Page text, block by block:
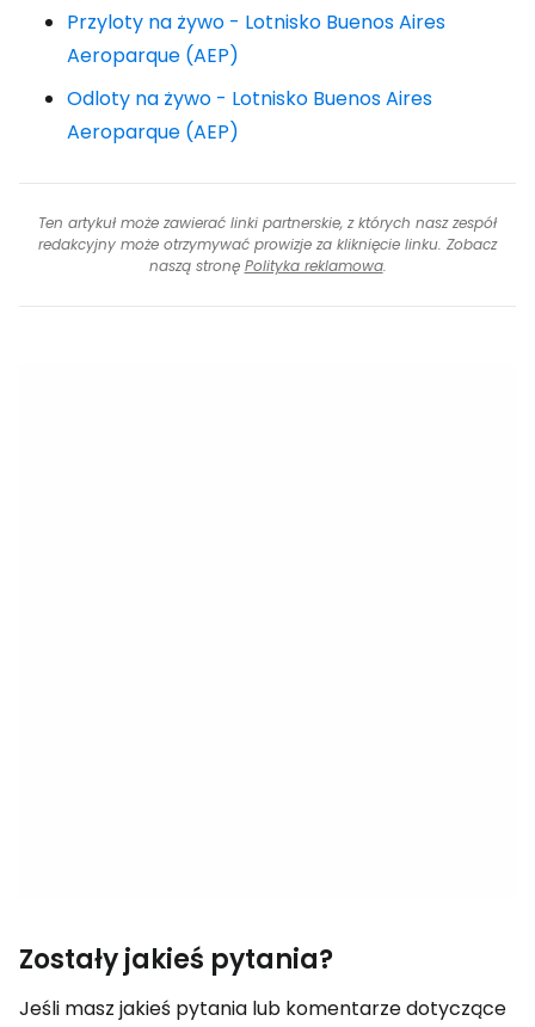
Przyloty na żywo - Lotnisko Buenos Aires
Aeroparque (AEP)
Odloty na żywo - Lotnisko Buenos Aires
Aeroparque (AEP)
Ten artykuł może zawierać linki partnerskie, z których nasz zespół
redakcyjny może otrzymywać prowizje za kliknięcie linku. Zobacz
naszą stronę Polityka reklamowa.
Zostały jakieś pytania?
Jeśli masz jakieś pytania lub komentarze dotyczące